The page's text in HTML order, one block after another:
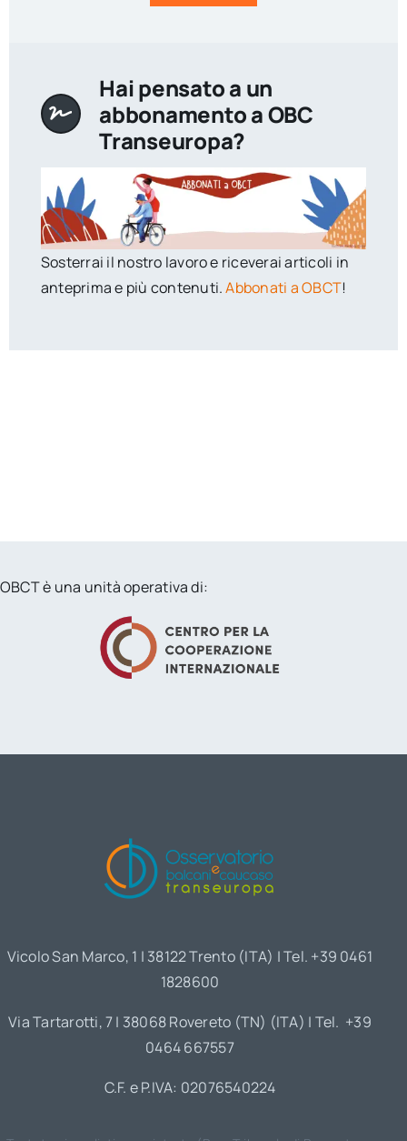
Hai pensato a un
abbonamento a OBC
Transeuropa?
Sosterrai il nostro lavoro e riceverai articoli in
anteprima e più contenuti.Abbonati a OBCT!
OBCT è una unità operativa di:
Vicolo San Marco, 1 | 38122 Trento (ITA) | Tel. +39 0461
1828600
Via Tartarotti, 7 | 38068 Rovereto (TN) (ITA) | Tel. +39
0464 667557
C.F. e P.IVA: 02076540224